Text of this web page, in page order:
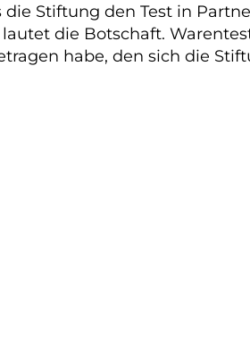
Stiftung den Test in
die Botschaft.
habe, den sich die